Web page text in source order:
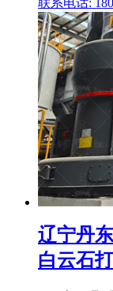
联系电话:
辽宁丹
白云石